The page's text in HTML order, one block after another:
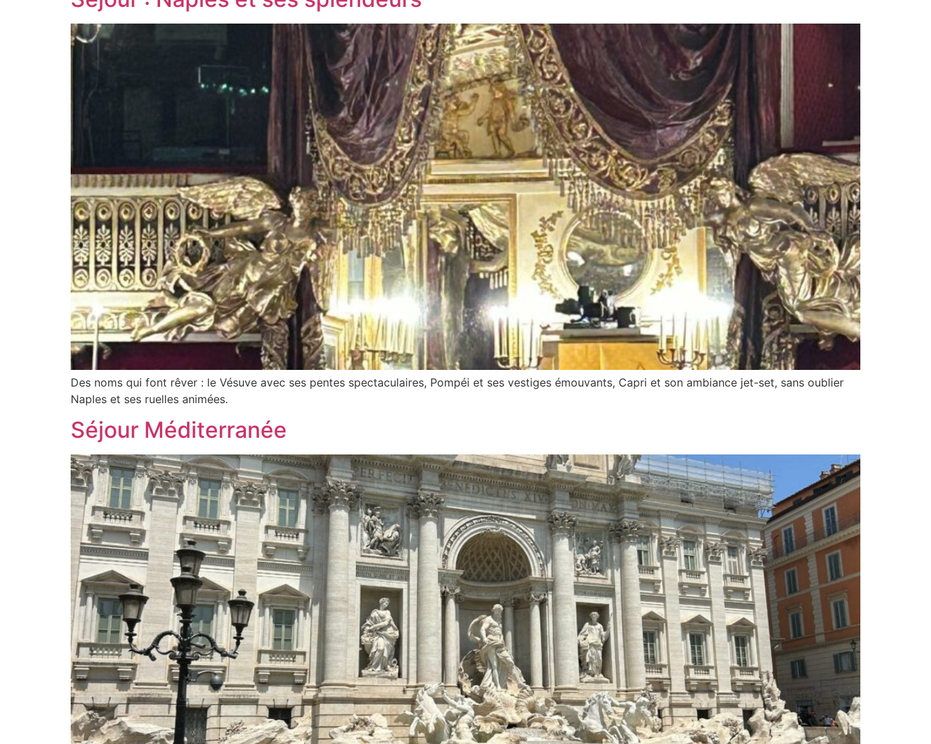
Des noms qui font rêver : le Vésuve avec ses pentes spectaculaires, Pompéi et ses vestiges émouvants, Capri et son ambiance jet-set, sans oublier
Naples et ses ruelles animées.
Séjour Méditerranée